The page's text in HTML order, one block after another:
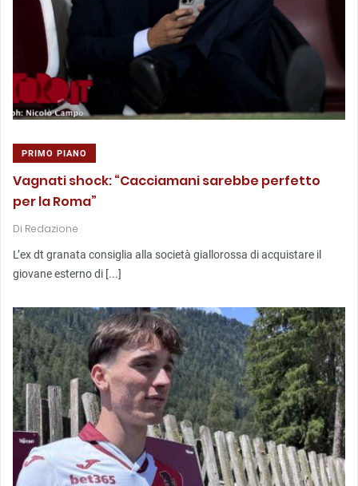
PRIMO PIANO
Vagnati shock: “Cacciamani sarebbe perfetto
per la Roma”
Di Redazione
L’ex dt granata consiglia alla società giallorossa di acquistare il
giovane esterno di [...]